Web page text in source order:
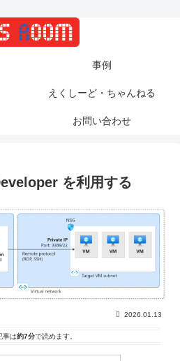
事例
えくしーど・ちゃんねる
お問い合わせ
を利用する
2026.01.13
事は約7分で読めます。